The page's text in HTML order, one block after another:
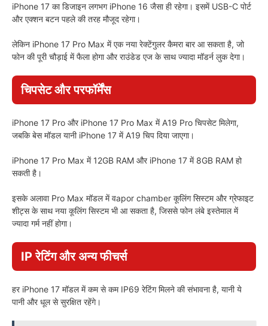
iPhone 17 का डिजाइन लगभग iPhone 16 जैसा ही रहेगा। इसमें USB-C पोर्ट
और एक्शन बटन पहले की तरह मौजूद रहेगा।
लेकिन iPhone 17 Pro Max में एक नया रेक्टेंगुलर कैमरा बार आ सकता है, जो
फोन की पूरी चौड़ाई में फैला होगा और राउंडेड एज के साथ ज्यादा मॉडर्न लुक देगा।
चिपसेट और परफॉर्मेंस
iPhone 17 Pro और iPhone 17 Pro Max में A19 Pro चिपसेट मिलेगा,
जबकि बेस मॉडल यानी iPhone 17 में A19 चिप दिया जाएगा।
iPhone 17 Pro Max में 12GB RAM और iPhone 17 में 8GB RAM हो
सकती है।
इसके अलावा Pro Max मॉडल में वapor chamber कूलिंग सिस्टम और ग्रेफाइट
शीट्स के साथ नया कूलिंग सिस्टम भी आ सकता है, जिससे फोन लंबे इस्तेमाल में
ज्यादा गर्म नहीं होगा।
IP रेटिंग और अन्य फीचर्स
हर iPhone 17 मॉडल में कम से कम IP69 रेटिंग मिलने की संभावना है, यानी ये
पानी और धूल से सुरक्षित रहेंगे।